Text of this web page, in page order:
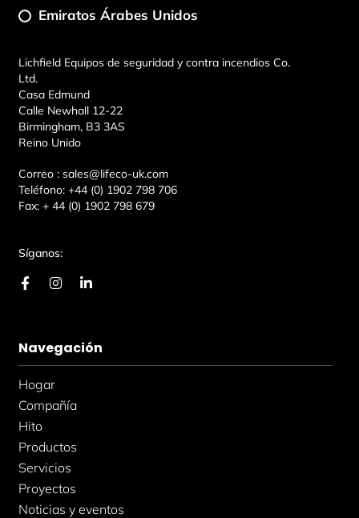
Emiratos Árabes Unidos
Lichfield Equipos de seguridad y contra incendios Co.
Ltd.
Casa Edmund
Calle Newhall 12-22
Birmingham, B3 3AS
Reino Unido
Correo : sales@lifeco-uk.com
Teléfono: +44 (0) 1902 798 706
Fax:+ 44 (0) 1902 798 679
Síganos:
F
a
o
o
k
-
f
I
n
g
r
L
d
i
Navegación
Hogar
Compañía
Hito
Productos
Servicios
Proyectos
Noticias y eventos